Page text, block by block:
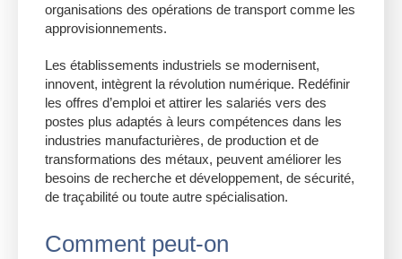
organisations des opérations de transport comme les
approvisionnements.
Les établissements industriels se modernisent,
innovent, intègrent la révolution numérique. Redéfinir
les offres d’emploi et attirer les salariés vers des
postes plus adaptés à leurs compétences dans les
industries manufacturières, de production et de
transformations des métaux, peuvent améliorer les
besoins de recherche et développement, de sécurité,
de traçabilité ou toute autre spécialisation.
Comment peut-on